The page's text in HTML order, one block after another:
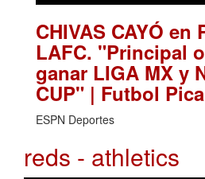
CHIVAS CAYÓ en
LAFC. "Principal
ganar LIGA MX y
CUP" | Futbol
ESPN Deportes
reds - athletics